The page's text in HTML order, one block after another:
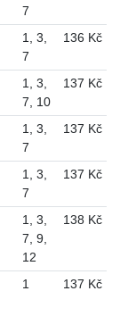
7
1 3
7
136 Kč
1 3
7
10
137 Kč
1 3
7
137 Kč
1 3
7
137 Kč
1 3
7 9,
12
138 Kč
1 137 Kč